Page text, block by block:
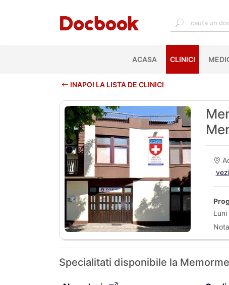
ACASA(CURRENT)
CLINICI
INAPOI LA LISTA DE CLINICI
Specialitati disponibile la